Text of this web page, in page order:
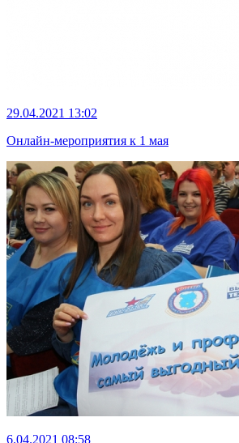
29.04.2021 13:02
Онлайн-мероприятия к 1 мая
6.04.2021 08:58